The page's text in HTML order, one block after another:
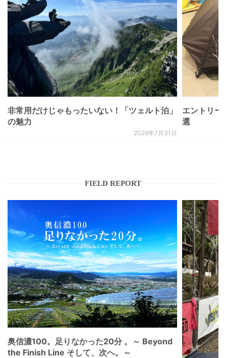
非常用だけじゃもったいない！「ツェルト泊」
の魅力
2026年7月31日
エントリー
選
FIELD REPORT
奥信濃100。足りなかった20分 。～ Beyond
the Finish Line そして、次へ。～